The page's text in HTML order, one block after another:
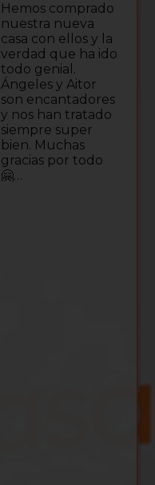
Hemos comprado
nuestra nueva
casa con ellos y la
verdad que ha ido
todo genial.
Ángeles y Aitor
son encantadores
y nos han tratado
siempre super
bien. Muchas
gracias por todo
🤗…